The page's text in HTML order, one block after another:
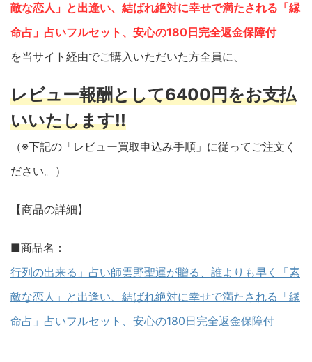
敵な恋人」と出逢い、結ばれ絶対に幸せで満たされる「縁
命占」占いフルセット、安心の180日完全返金保障付
を当サイト経由でご購入いただいた方全員に、
レビュー報酬として6400円をお支払
いいたします!!
（※下記の「レビュー買取申込み手順」に従ってご注文く
ださい。）
【商品の詳細】
■商品名：
行列の出来る」占い師雲野聖運が贈る、誰よりも早く「素
敵な恋人」と出逢い、結ばれ絶対に幸せで満たされる「縁
命占」占いフルセット、安心の180日完全返金保障付